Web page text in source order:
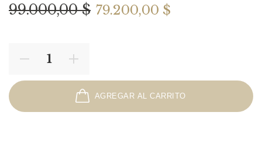
99.000,00 $ 79.200,00 $
AGREGAR AL CARRITO